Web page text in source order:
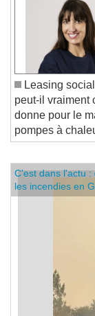
Leasing
peut-il vraiment
donne pour le
pompes à
C'est dans l'actu :
les incendies en